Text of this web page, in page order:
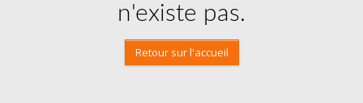
n'existe pas.
Retour sur l'accueil